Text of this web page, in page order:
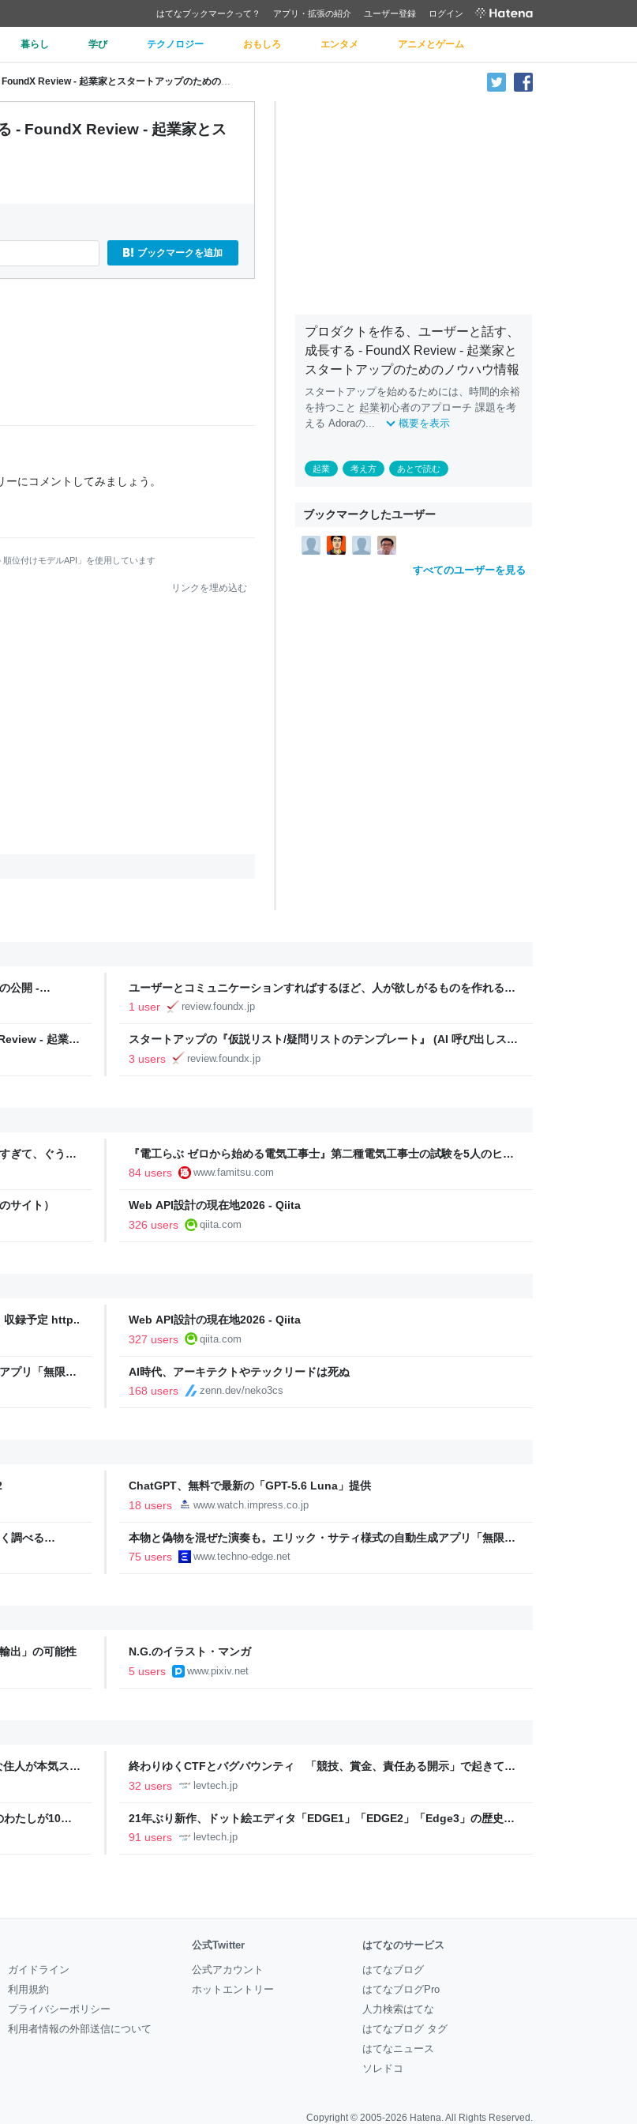
はてなブックマークって？ アプリ・拡張の紹介 ユーザー登録 ログイン
暮らし 学び テクノロジー おもしろ エンタメ アニメとゲーム
- FoundX Review - 起業家とス
ブックマークを追加
ーにコメントしてみましょう。
位付けモデルAPI」を使用しています
リンクを埋め込む
プロダクトを作る、ユーザーと話す、
成長する - FoundX Review - 起業家と
スタートアップのためのノウハウ情報
スタートアップを始めるためには、時間的余裕
を持つこと 起業初心者のアプローチ 課題を考
える Adoraの...
概要を表示
起業 考え方 あとで読む
ブックマークしたユーザー
すべてのユーザーを見る
公開 -
ユーザーとコミュニケーションすればするほど、人が欲しがるものを作れるチ
ャンスは高まる (Product Hunt - Ryan Hoover) - FoundX Review - 起業家と
スタートアップのためのノウハウ情報
1 user review.foundx.jp
- 起業家
スタートアップの『仮説リスト/疑問リストのテンプレート』 (AI 呼び出しスク
リプト付き) - FoundX Review - 起業家とスタートアップのためのノウハウ情
3 users review.foundx.jp
ぎて、ぐうの
『電工らぶ ゼロから始める電気工事士』第二種電気工事士の試験を5人のヒロ
インと勉強。青春しながら“過去問1000問”や“本番形式CBT模擬試験”で本格的
84 users www.famitsu.com
サイト）
Web API設計の現在地2026 - Qiita
326 users
qiita.com
収録予定 http..
Web API設計の現在地2026 - Qiita
327 users
qiita.com
プリ「無限サ
ノエッジ
AI時代、アーキテクトやテックリードは死ぬ
168 users
zenn.dev/neko3cs
ChatGPT、無料で最新の「GPT-5.6 Luna」提供
18 users
www.watch.impress.co.jp
調べる
本物と偽物を混ぜた演奏も。エリック・サティ様式の自動生成アプリ「無限サ
ティ機関」をClaude Codeで作って公開した（CloseBox） | テクノエッジ
75 users www.techno-edge.net
出」の可能性
N.G.のイラスト・マンガ
5 users
www.pixiv.net
人が本気スキ
東京・中央
終わりゆくCTFとバグバウンティ 「競技、賞金、責任ある開示」で起きてい
ること【フォーカス】 - レバテックLAB
32 users levtech.jp
わたしが10年
21年ぶり新作、ドット絵エディタ「EDGE1」「EDGE2」「Edge3」の歴史に
ついて作者に聞く【フォーカス】 - レバテックLAB
91 users levtech.jp
ガイドライン
利用規約
プライバシーポリシー
利用者情報の外部送信について
公式Twitter
公式アカウント
ホットエントリー
はてなのサービス
はてなブログ
はてなブログPro
人力検索はてな
はてなブログ タグ
はてなニュース
ソレドコ
Copyright © 2005-2026 Hatena. All Rights Reserved.